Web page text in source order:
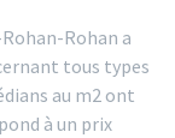
Rohan a
tous types
au m2 ont
à un prix